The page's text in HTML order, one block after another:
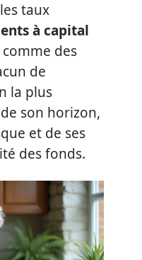
taux
à capital
des
de
la plus
son horizon,
et de ses
des fonds.